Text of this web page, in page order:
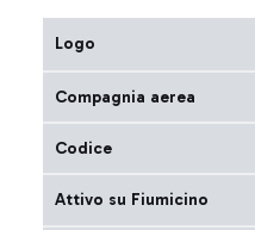
Logo
Compagnia aerea
Codice
Attivo su Fiumicino